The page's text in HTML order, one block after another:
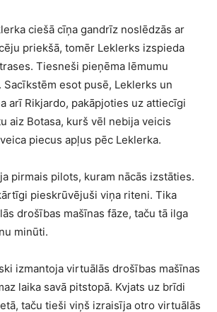
ciešā cīņa gandrīz noslēdzās ar
priekšā, tomēr Leklerks izspieda
Tiesneši pieņēma lēmumu
esot pusē, Leklerks un
arī Rikjardo, pakāpjoties uz attiecīgi
aiz Botasa, kurš vēl nebija veicis
piecus apļus pēc Leklerka.
pirmais pilots, kuram nācās izstāties.
pieskrūvējuši viņa riteni. Tika
drošības mašīnas fāze, taču tā ilga
minūti.
izmantoja virtuālās drošības mašīnas
laika savā pitstopā. Kvjats uz brīdi
taču tieši viņš izraisīja otro virtuālās